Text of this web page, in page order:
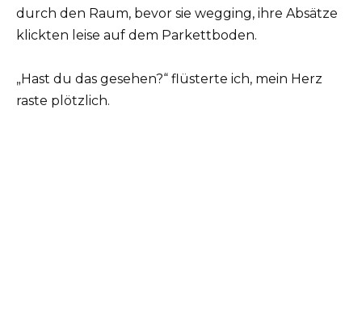
durch den Raum, bevor sie wegging, ihre Absätze
klickten leise auf dem Parkettboden.
„Hast du das gesehen?“ flüsterte ich, mein Herz
raste plötzlich.